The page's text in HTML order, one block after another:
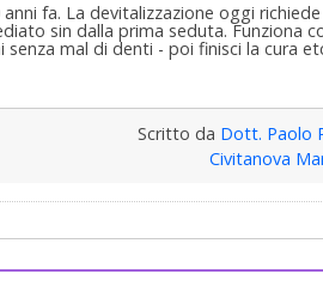
fa. La devitalizzazione oggi
sin dalla prima seduta. Funziona
mal di denti - poi finisci la cura
Scritto da Dott. Paolo
Civitanova